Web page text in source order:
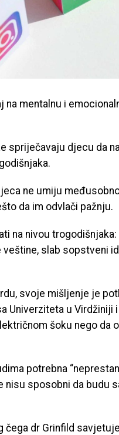
na mentalnu i
spriječavaju djecu da
ne umiju
da im odvlači pažnju.
na nivou
slab sopstveni
svoje mišljenje je
Univerziteta u Virdžiniji
šoku nego da
potrebna
nisu sposobni da budu
čega dr Grinfild